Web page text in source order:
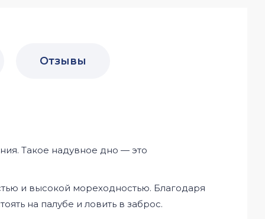
Отзывы
Такое надувное дно — это
и высокой мореходностью. Благодаря
на палубе и ловить в заброс.